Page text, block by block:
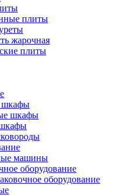
плиты
жарочная
плиты
шкафы
шкафы
машины
оборудование
оборудование